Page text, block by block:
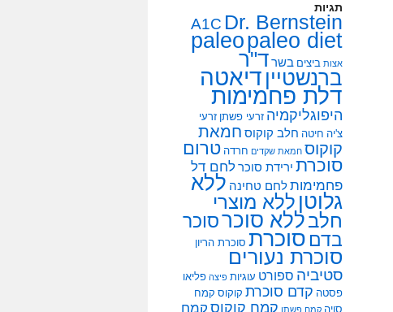
תגיות
A1C Dr. Bernstein
paleopaleo diet
אצות ביצים בשרד"ר
ברנשטיין דיאטה
דלת פחמימות
היפוגליקמיה זרעי פשתן זרעי
צ'יה חיטה חלב קוקוס חמאת
קוקוס חמאת שקדים חרדה טרום
סוכרת ירידת סוכרלחם דל
פחמימותלחם טחינה ללא
גלוטן ללא מוצרי
חלבללא סוכרסוכר
בדם סוכרת סוכרת הריון
סוכרת נעורים
סטיביה ספורט עוגיות פיצה פליאו
פסטה קדם סוכרת קוקוס קמח
סויה קמח פשתן קמח קוקוס קמח